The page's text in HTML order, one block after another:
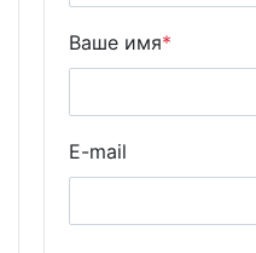
Ваше имя*
E-mail